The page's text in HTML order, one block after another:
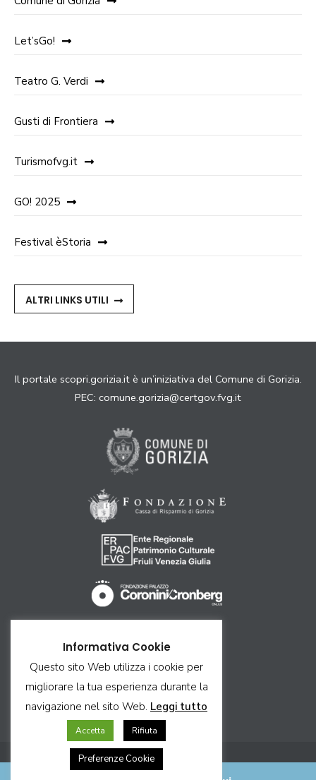
Let’sGo!
Teatro G. Verdi
Gusti di Frontiera
Turismofvg.it
GO! 2025
Festival èStoria
ALTRI LINKS UTILI
Il portale scopri.gorizia.it è un’iniziativa del Comune di Gorizia.
PEC: comune.gorizia@certgov.fvg.it
Ricettività
Contatti
Credits & Copyright
Informativa Cookie
Questo sito Web utilizza i cookie per
migliorare la tua esperienza durante la
navigazione nel sito Web. Leggi tutto
Accetta Rifiuta
Preferenze Cookie